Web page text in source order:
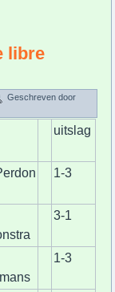
libre
Geschreven door
uitslag
1-3
3-1
1-3